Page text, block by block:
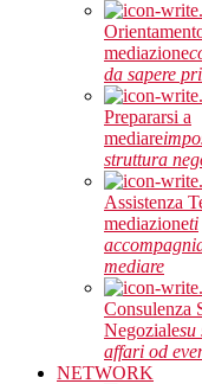
mediazione
da sapere
Prepararsi a
mediare
struttura
Assistenza
mediazioneti
mediare
Consulenza
Negozialesu
affari od
NETWORK